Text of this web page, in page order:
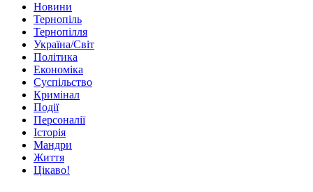
Новини
Тернопіль
Тернопілля
Україна/Світ
Політика
Економіка
Суспільство
Кримінал
Події
Персоналії
Історія
Мандри
Життя
Цікаво!